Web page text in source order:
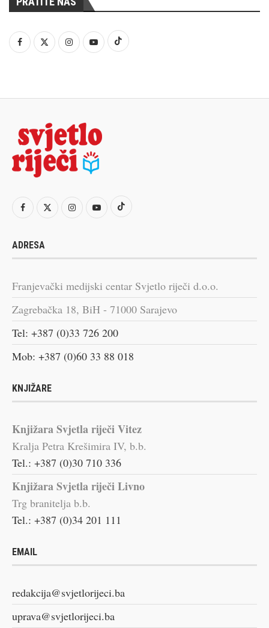
ADRESA
Franjevački medijski centar Svjetlo riječi d.o.o.
Zagrebačka 18, BiH - 71000 Sarajevo
Tel: +387 (0)33 726 200
Mob: +387 (0)60 33 88 018
KNJIŽARE
Knjižara Svjetla riječi Vitez
Kralja Petra Krešimira IV, b.b.
Tel.: +387 (0)30 710 336
Knjižara Svjetla riječi Livno
Trg branitelja b.b.
Tel.: +387 (0)34 201 111
EMAIL
redakcija@svjetlorijeci.ba
uprava@svjetlorijeci.ba